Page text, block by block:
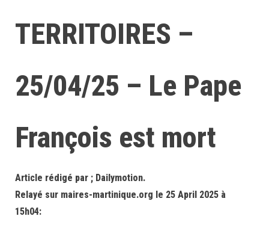
TERRITOIRES –
25/04/25 – Le Pape
François est mort
Article rédigé par ; Dailymotion.
Relayé sur maires-martinique.org le 25 April 2025 à
15h04: